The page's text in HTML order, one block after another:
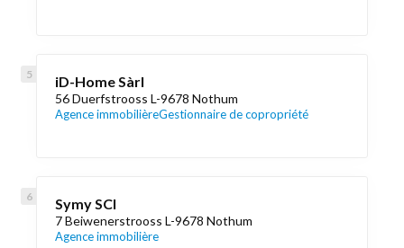
iD-Home Sàrl
56 Duerfstrooss L-9678 Nothum
Agence immobilièreGestionnaire de copropriété
Symy SCI
7 Beiwenerstrooss L-9678 Nothum
Agence immobilière